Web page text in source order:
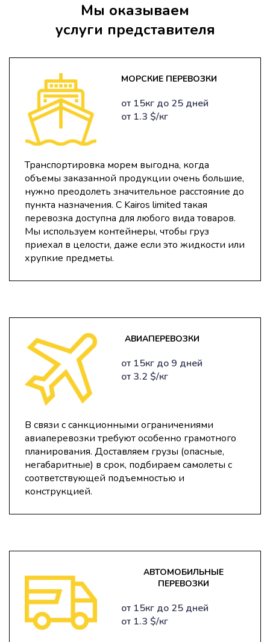
Мы оказываем
услуги представителя
МОРСКИЕ ПЕРЕВОЗКИ
от 15кг до 25 дней
от 1.3 $/кг
Транспортировка морем выгодна, когда
объемы заказанной продукции очень большие,
нужно преодолеть значительное расстояние до
пункта назначения. С Kairos limited такая
перевозка доступна для любого вида товаров.
Мы используем контейнеры, чтобы груз
приехал в целости, даже если это жидкости или
хрупкие предметы.
АВИАПЕРЕВОЗКИ
от 15кг до 9 дней
от 3.2 $/кг
В связи с санкционными ограничениями
авиаперевозки требуют особенно грамотного
планирования. Доставляем грузы (опасные,
негабаритные) в срок, подбираем самолеты с
соответствующей подъемностью и
конструкцией.
АВТОМОБИЛЬНЫЕ
ПЕРЕВОЗКИ
от 15кг до 25 дней
от 1.3 $/кг